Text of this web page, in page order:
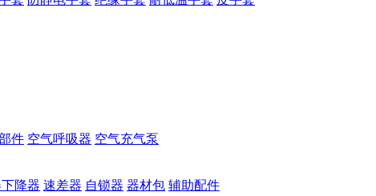
件 空气呼吸器 空气充气泵
下降器 速差器 自锁器 器材包 辅助配件